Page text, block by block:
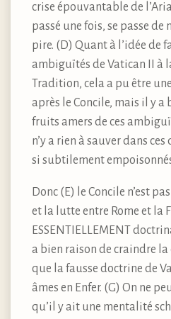
crise épouvantable de
passé une fois, se passe
pire. (D) Quant à l’idée de
ambiguïtés de Vatican II à
Tradition, cela a pu être
après le Concile, mais il y
fruits amers de ces
n’y a rien à sauver dans
si subtilement
Donc (E) le Concile n’est
et la lutte entre Rome et la
ESSENTIELLEMENT
a bien raison de craindre
que la fausse doctrine de
âmes en Enfer. (G) On ne
qu’il y ait une mentalité